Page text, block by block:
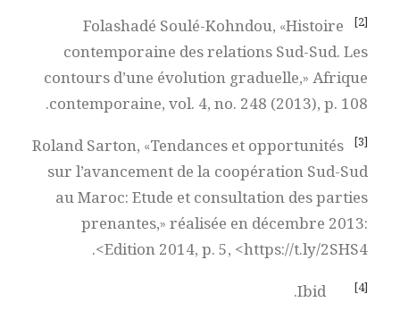
[2]
Folashadé Soulé-Kohndou, «Histoire
contemporaine des relations Sud-Sud. Les
contours d’une évolution graduelle,» Afrique
contemporaine, vol. 4, no. 248 (2013), p. 108.
[3]
Roland Sarton, «Tendances et opportunités
sur l’avancement de la coopération Sud-Sud
au Maroc: Etude et consultation des parties
prenantes,» réalisée en décembre 2013:
Edition 2014, p. 5, <https://t.ly/2SHS4>.
[4]